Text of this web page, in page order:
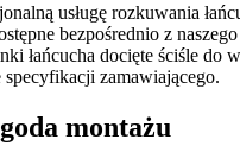
usługę rozkuwania
bezpośrednio z
łańcucha docięte ściśle do
specyfikacji zamawiającego.
montażu